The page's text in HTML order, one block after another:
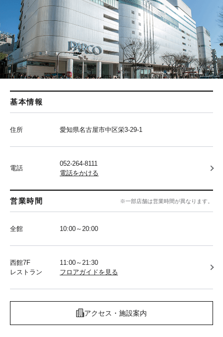
基本情報
住所 愛知県名古屋市中区栄3-29-1
電話
052-264-8111
電話をかける
営業時間 ※一部店舗は営業時間が異なります。
全館 10:00～20:00
西館7F
レストラン
11:00～21:30
フロアガイドを見る
アクセス・施設案内